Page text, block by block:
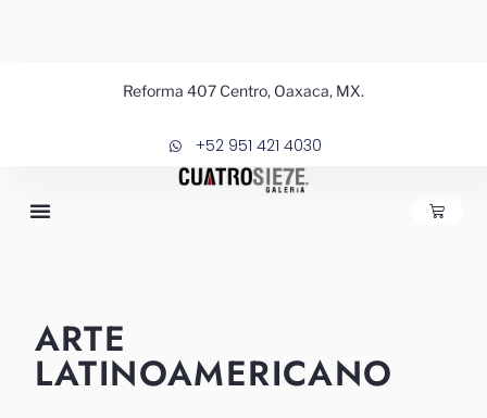
Reforma 407 Centro, Oaxaca, MX.
+52 951 421 4030
ARTE
LATINOAMERICANO
by
to
low